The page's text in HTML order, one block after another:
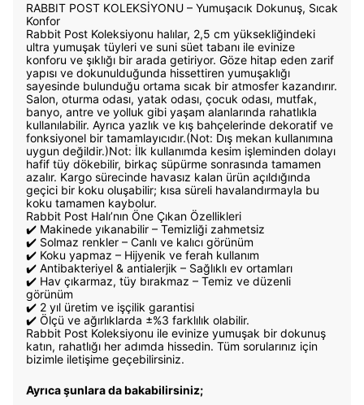
RABBIT POST KOLEKSİYONU – Yumuşacık Dokunuş, Sıcak
Konfor
Rabbit Post Koleksiyonu halılar, 2,5 cm yüksekliğindeki
ultra yumuşak tüyleri ve suni süet tabanı ile evinize
konforu ve şıklığı bir arada getiriyor. Göze hitap eden zarif
yapısı ve dokunulduğunda hissettiren yumuşaklığı
sayesinde bulunduğu ortama sıcak bir atmosfer kazandırır.
Salon, oturma odası, yatak odası, çocuk odası, mutfak,
banyo, antre ve yolluk gibi yaşam alanlarında rahatlıkla
kullanılabilir. Ayrıca yazlık ve kış bahçelerinde dekoratif ve
fonksiyonel bir tamamlayıcıdır.(Not: Dış mekan kullanımına
uygun değildir.)Not: İlk kullanımda kesim işleminden dolayı
hafif tüy dökebilir, birkaç süpürme sonrasında tamamen
azalır. Kargo sürecinde havasız kalan ürün açıldığında
geçici bir koku oluşabilir; kısa süreli havalandırmayla bu
koku tamamen kaybolur.
Rabbit Post Halı’nın Öne Çıkan Özellikleri
✔️ Makinede yıkanabilir – Temizliği zahmetsiz
✔️ Solmaz renkler – Canlı ve kalıcı görünüm
✔️ Koku yapmaz – Hijyenik ve ferah kullanım
✔️ Antibakteriyel & antialerjik – Sağlıklı ev ortamları
✔️ Hav çıkarmaz, tüy bırakmaz – Temiz ve düzenli
görünüm
✔️ 2 yıl üretim ve işçilik garantisi
✔️ Ölçü ve ağırlıklarda ±%3 farklılık olabilir.
Rabbit Post Koleksiyonu ile evinize yumuşak bir dokunuş
katın, rahatlığı her adımda hissedin. Tüm sorularınız için
bizimle iletişime geçebilirsiniz.
Ayrıca şunlara da bakabilirsiniz;